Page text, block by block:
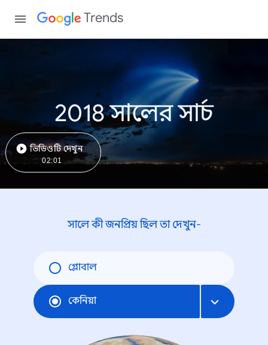
Trends
2018 সালের সার্চ
ভিডিওটি দেখুন
02:01
সালে কী জনপ্রিয় ছিল তা দেখুন-
গ্লোবাল
কেনিয়া